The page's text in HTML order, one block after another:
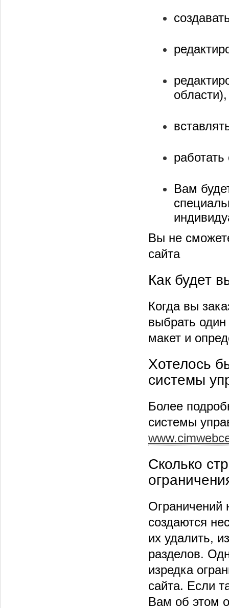
области),
Вам
Вы не
сайта
Как будет
Когда вы
выбрать
макет и
Хотелось
системы
Более
системы
Сколько
Ограничений
создаются
их удалить,
разделов.
изредка
сайта. Если
Вам об этом